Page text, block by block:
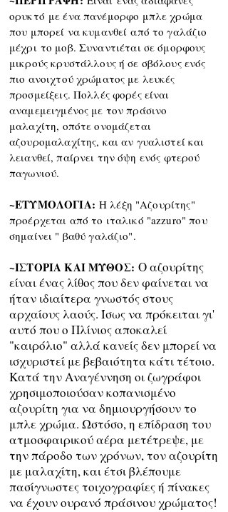
ορυκτό με ένα πανέμορφο μπλε χρώμα
που μπορεί νακυμανθεί από το γαλάζιο
μέχριτο μοβ. Συναντιέται σε όμορφους
μικρούς κρυστάλλους ή σε σβόλους ενός
πιο ανοιχτού χρώματος με λευκές
προσμείξεις. Πολλές φορές είναι
αναμεμειγμένος με τον πράσινο
μαλαχίτη, οπότε ονομάζεται
αζουρομαλαχίτης, και αν γυαλιστεί και
λειανθεί, παίρνει την όψη ενός φτερού
παγωνιού.
~ΕΤΥΜΟΛΟΓΙΑ: Η λέξη "Αζουρίτης"
προέρχεται από το ιταλικό "azzuro" που
σημαίνει " βαθύ γαλάζιο".
~ΙΣΤΟΡΙΑ ΚΑΙ ΜΥΘΟΣ: Ο αζουρίτης
είναι ένας λίθος που δεν φαίνεται να
ήταν ιδιαίτερα γνωστός στους
αρχαίους λαούς. Ίσως να πρόκειται γι'
αυτό που ο Πλίνιος αποκαλεί
"καιρόλιο" αλλά κανείς δεν μπορεί να
ισχυριστεί με βεβαιότητα κάτι τέτοιο.
Κατά την Αναγέννηση οι ζωγράφοι
χρησιμοποιούσαν κοπανισμένο
αζουρίτη για να δημιουργήσουν το
μπλε χρώμα. Ωστόσο, η επίδραση του
ατμοσφαιρικού αέρα μετέτρεψε, με
την πάροδο των χρόνων, τον αζουρίτη
με μαλαχίτη, και έτσι βλέπουμε
πασίγνωστες τοιχογραφίες ή πίνακες
να έχουν ουρανό πράσινου χρώματος!